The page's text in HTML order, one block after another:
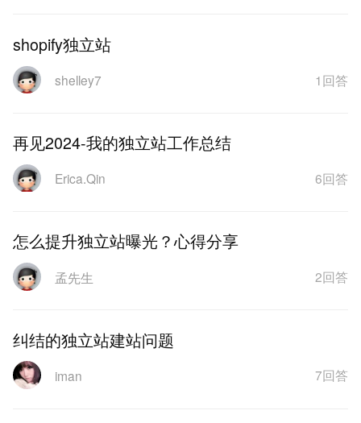
shopify独立站
shelley7 1回答
再见2024-我的独立站工作总结
Erica.Qin 6回答
怎么提升独立站曝光？心得分享
孟先生 2回答
纠结的独立站建站问题
iman 7回答